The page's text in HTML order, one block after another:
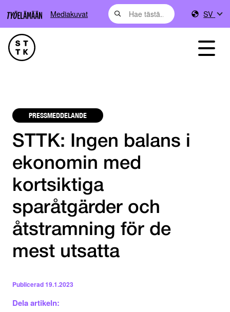
Mediakuvat SV
PRESSMEDDELANDE
STTK: Ingen balans i
ekonomin med
kortsiktiga
sparåtgärder och
åtstramning för de
mest utsatta
Publicerad19.1.2023
Dela artikeln: